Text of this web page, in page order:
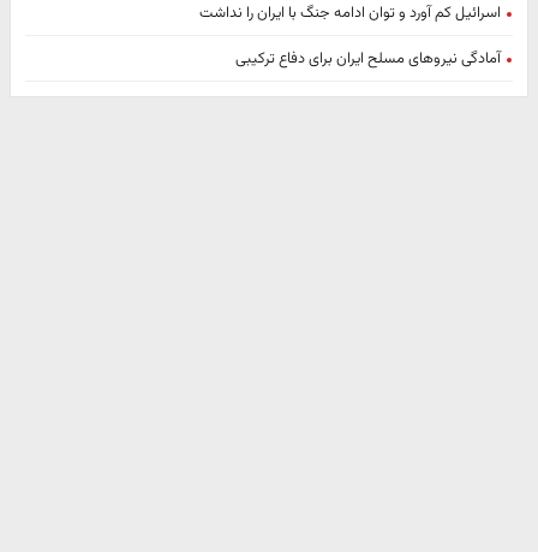
اسرائیل کم آورد و توان ادامه جنگ با ایران را نداشت
آمادگی نیروهای مسلح ایران برای دفاع ترکیبی